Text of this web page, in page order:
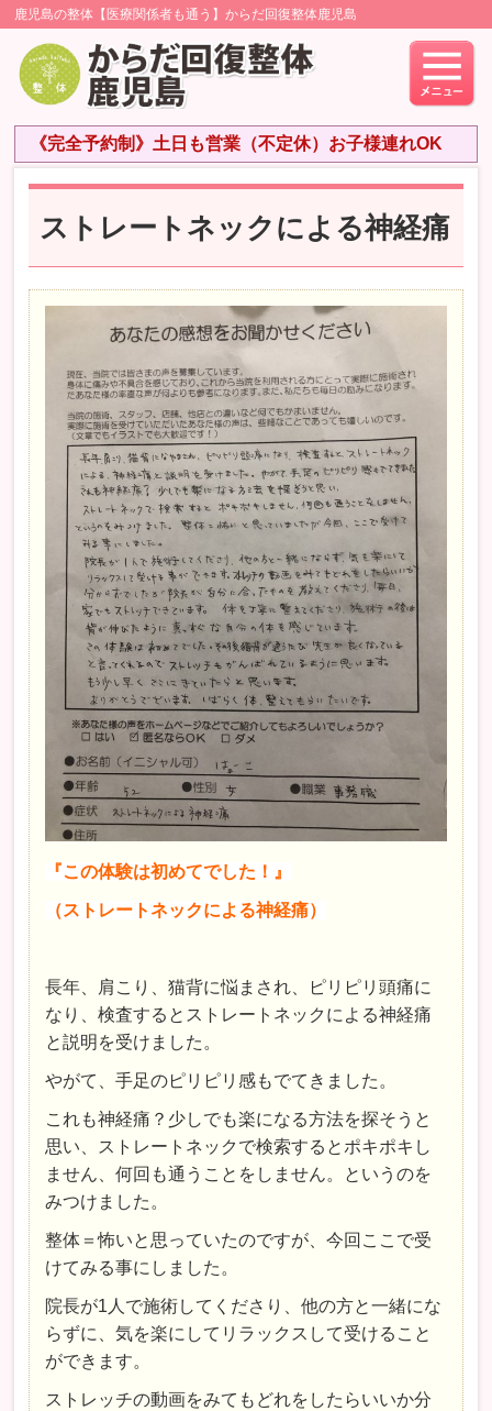
鹿児島の整体【医療関係者も通う】からだ回復整体鹿児島
《完全予約制》土日も営業（不定休）お子様連れOK
ストレートネックによる神経痛
『この体験は初めてでした！』
（ストレートネックによる神経痛）
長年、肩こり、猫背に悩まされ、ピリピリ頭痛に
なり、検査するとストレートネックによる神経痛
と説明を受けました。
やがて、手足のピリピリ感もでてきました。
これも神経痛？少しでも楽になる方法を探そうと
思い、ストレートネックで検索するとポキポキし
ません、何回も通うことをしません。というのを
みつけました。
整体＝怖いと思っていたのですが、今回ここで受
けてみる事にしました。
院長が1人で施術してくださり、他の方と一緒にな
らずに、気を楽にしてリラックスして受けること
ができます。
ストレッチの動画をみてもどれをしたらいいか分